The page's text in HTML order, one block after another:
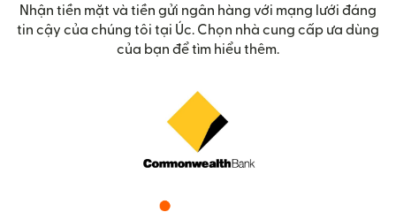
Nhận tiền mặt và tiền gửi ngân hàng với mạng lưới đáng
tin cậy của chúng tôi tại Úc. Chọn nhà cung cấp ưa dùng
của bạn để tìm hiểu thêm.